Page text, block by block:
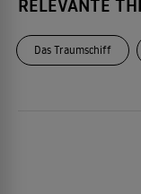
Das Traumschiff